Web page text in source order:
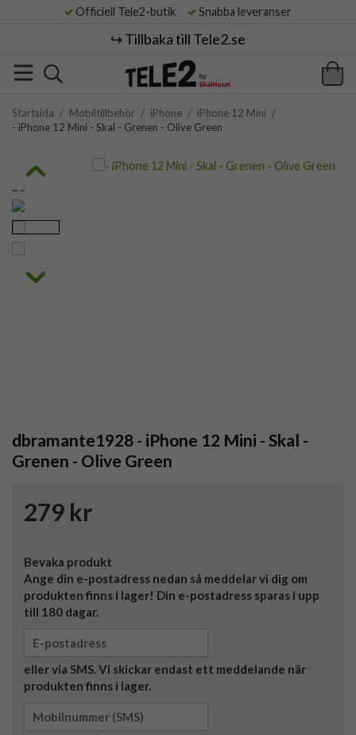
Officiell Tele2-butik Snabba leveranser
↪️ Tillbaka till Tele2.se
Startsida / Mobiltillbehör / iPhone / iPhone 12 Mini /
- iPhone 12 Mini - Skal - Grenen - Olive Green
dbramante1928 - iPhone 12 Mini - Skal -
Grenen - Olive Green
279 kr
Bevaka produkt
Ange din e-postadress nedan så meddelar vi dig om
produkten finns i lager! Din e-postadress sparas i upp
till 180 dagar.
eller via SMS. Vi skickar endast ett meddelande när
produkten finns i lager.